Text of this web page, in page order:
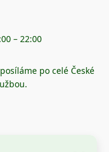
– 22:00
po celé České